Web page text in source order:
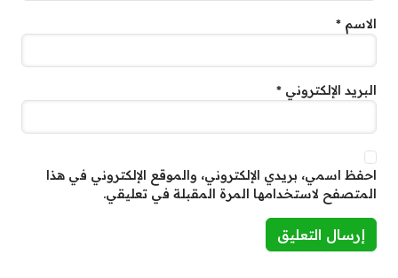
الاسم *
البريد الإلكتروني *
احفظ اسمي، بريدي الإلكتروني، والموقع الإلكتروني في هذا
المتصفح لاستخدامها المرة المقبلة في تعليقي.